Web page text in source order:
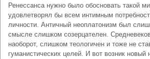
Ренессанса нужно было обосновать такой
удовлетворял бы всем интимным
личности. Античный неоплатонизм был
смысле слишком созерцателен.
наоборот, слишком теологичен и тоже не
гуманистических целей. И вот возник